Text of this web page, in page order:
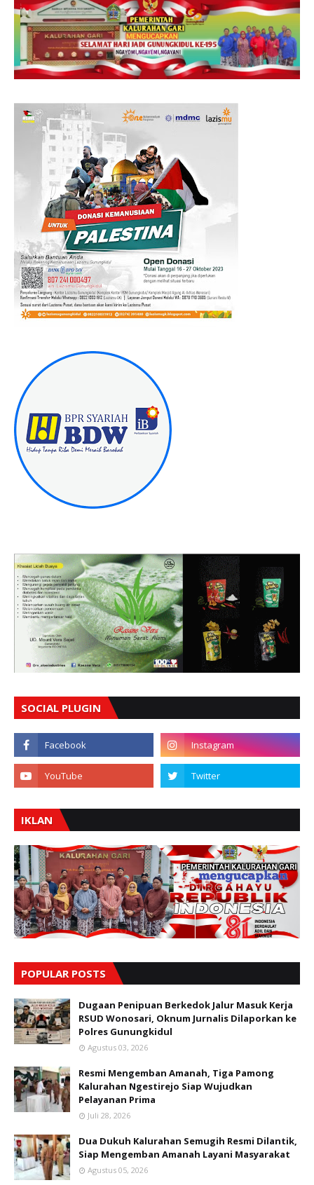
SOCIAL PLUGIN
IKLAN
POPULAR POSTS
Dugaan Penipuan Berkedok Jalur Masuk Kerja
RSUD Wonosari, Oknum Jurnalis Dilaporkan ke
Polres Gunungkidul
Agustus 03, 2026
Resmi Mengemban Amanah, Tiga Pamong
Kalurahan Ngestirejo Siap Wujudkan
Pelayanan Prima
Juli 28, 2026
Dua Dukuh Kalurahan Semugih Resmi Dilantik,
Siap Mengemban Amanah Layani Masyarakat
Agustus 05, 2026